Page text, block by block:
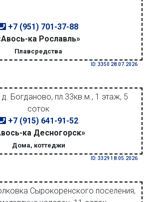
+7 (951) 701-37-88
ка Рославль»
Плавсредства
ID: 3350 28.07.2026
Богданово, пл.33кв.м., 1 этаж, 5
соток
+7 (915) 641-91-52
ка Десногорск»
Дома, коттеджи
ID: 3329 18.05.2026
Сырокоренского поселения,